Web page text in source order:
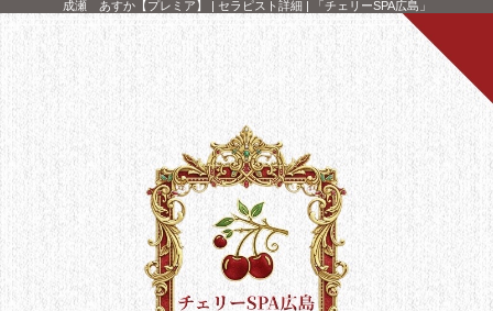
成瀬 あすか【プレミア】 | セラピスト詳細 | 「チェリーSPA広島」